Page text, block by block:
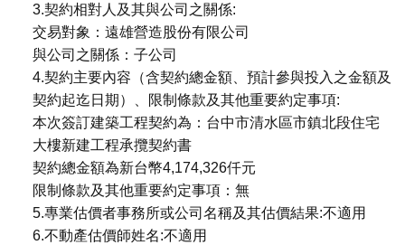
3.契約相對人及其與公司之關係:
交易對象：遠雄營造股份有限公司
與公司之關係：子公司
4.契約主要內容（含契約總金額、預計參與投入之金額及
契約起迄日期）、限制條款及其他重要約定事項:
本次簽訂建築工程契約為：台中市清水區市鎮北段住宅
大樓新建工程承攬契約書
契約總金額為新台幣4,174,326仟元
限制條款及其他重要約定事項：無
5.專業估價者事務所或公司名稱及其估價結果:不適用
6.不動產估價師姓名:不適用